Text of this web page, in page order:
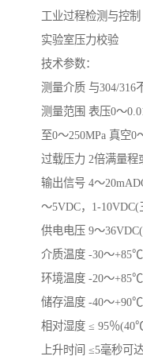
工业过程检测与控制
实验室压力校验
技术参数：
测量介质 与304/316
测量范围 表压0～
至0～250MPa 真空0
过载压力 2倍满量程
输出信号 4～
～5VDC，1-10VDC(
供电电压 9～
介质温度 -30～+85℃
环境温度 -20～+85℃
储存温度 -40～+90℃
相对湿度 ≤ 95％
上升时间 ≤5毫秒可